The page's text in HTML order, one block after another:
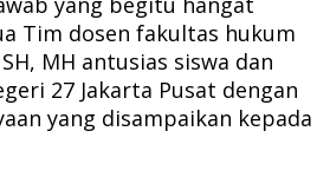
Tim dosen fakultas hukum
MH antusias siswa dan
27 Jakarta Pusat dengan
yang disampaikan kepada